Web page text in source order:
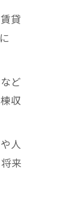
貸
ど
収
人
来